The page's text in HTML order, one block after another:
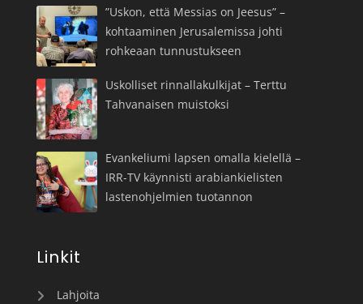
”Uskon, että Messias on Jeesus” –
kohtaaminen Jerusalemissa johti
rohkeaan tunnustukseen
Uskolliset rinnallakulkijat – Terttu
Tahvanaisen muistoksi
Evankeliumi lapsen omalla kielellä –
IRR-TV käynnisti arabiankielisten
lastenohjelmien tuotannon
Linkit
Lahjoita